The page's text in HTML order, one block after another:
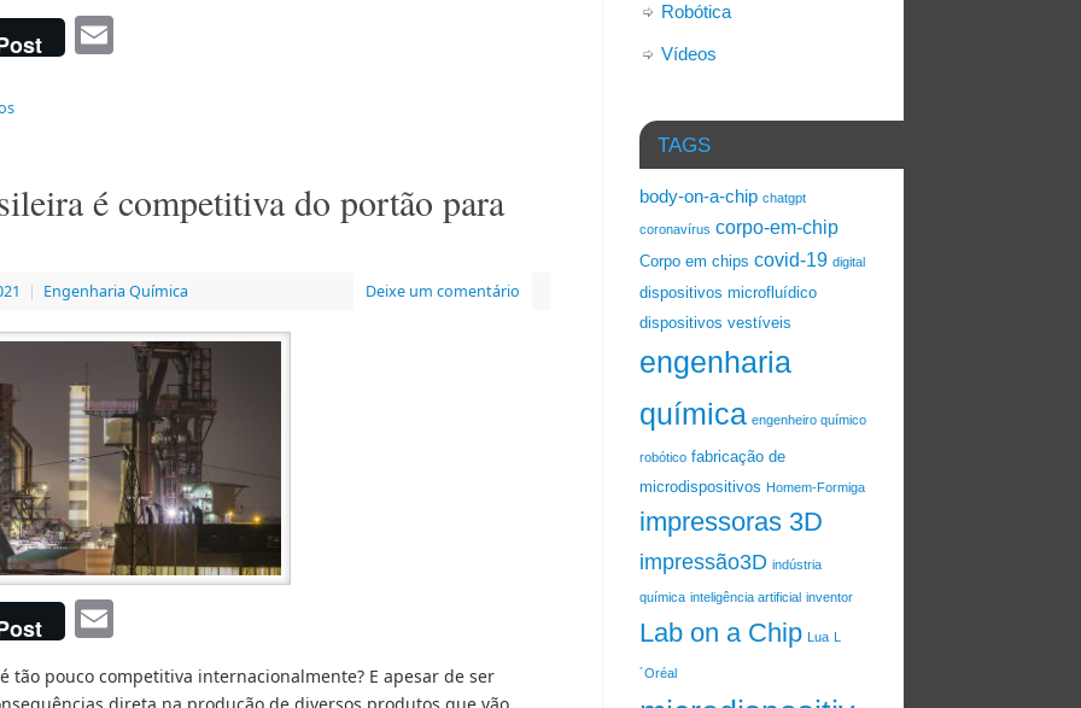
é competitiva do portão para
| Engenharia Química Deixe um comentário
pouco competitiva internacionalmente? E apesar de ser
direta na produção de diversos produtos que vão
Robótica
Vídeos
TAGS
body-on-a-chip chatgpt
coronavírus corpo-em-chip
Corpo em chips covid-19 digital
dispositivos microfluídico
dispositivos vestíveis
engenharia
química engenheiro químico
robótico fabricação de
microdispositivos Homem-Formiga
impressoras 3D
impressão3D indústria
química inteligência artificial inventor
Lab on a Chip Lua L
´Oréal